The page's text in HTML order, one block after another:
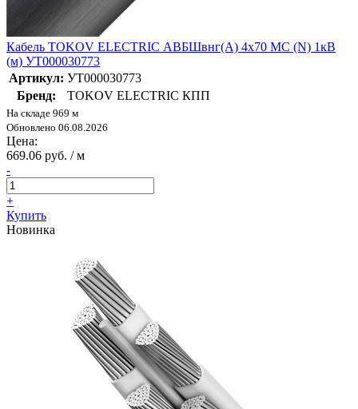
Кабель TOKOV ELECTRIC АВБШвнг(А) 4х70 МС (N) 1кВ
(м) УТ000030773
Артикул: УТ000030773
Бренд:
TOKOV ELECTRIC КПП
На складе 969 м
Обновлено 06.08.2026
Цена:
669.06 руб. / м
-
+
Купить
Новинка